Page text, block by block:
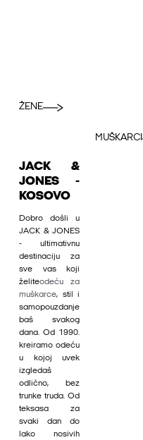
ŽENE
MUŠKARCI
JACK &
JONES -
KOSOVO
Dobro došli u
JACK & JONES
- ultimativnu
destinaciju za
sve vas koji
želiteodeću za
muškarce, stil i
samopouzdanje
baš svakog
dana. Od 1990.
kreiramo odeću
u kojoj uvek
izgledaš
odlično, bez
trunke truda. Od
teksasa za
svaki dan do
lako nosivih